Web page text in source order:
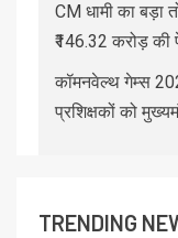
CM धामी का बड़ा
₹146.32 करोड़ की
कॉमनवेल्थ गेम्स
प्रशिक्षकों को
TRENDING